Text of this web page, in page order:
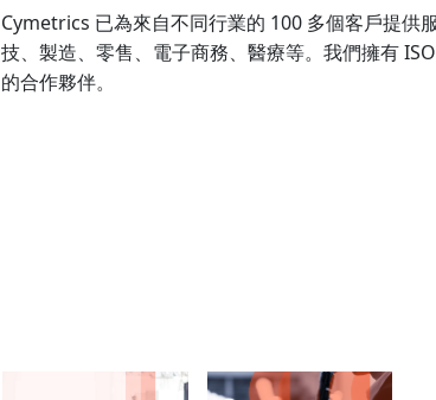
Cymetrics 已為來自不同行業的 100 多個客戶提供
技、製造、零售、電子商務、醫療等。我們擁有
的合作夥伴。